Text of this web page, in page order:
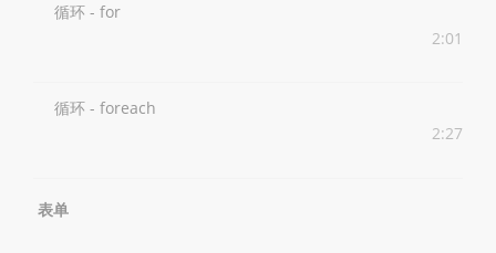
循环 - for
2:01
循环 - foreach
2:27
表单